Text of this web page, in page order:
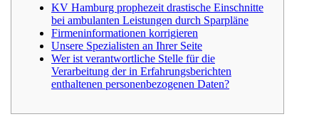
KV Hamburg prophezeit drastische Einschnitte
bei ambulanten Leistungen durch Sparpläne
Firmeninformationen korrigieren
Unsere Spezialisten an Ihrer Seite
Wer ist verantwortliche Stelle für die
Verarbeitung der in Erfahrungsberichten
enthaltenen personenbezogenen Daten?